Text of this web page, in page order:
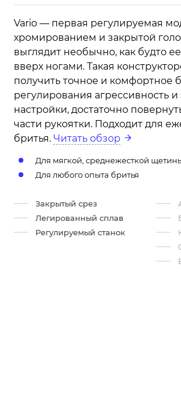
Vario — первая регулируемая
хромированием и закрытой
выглядит необычно, как будто
вверх ногами. Такая
получить точное и комфортное
регулирования агрессивность
настройки, достаточно
части рукоятки. Подходит для
бритья. Читать обзор
Для мягкой, среднежесткой
Для любого опыта бритья
Закрытый срез
Легированный сплав
Регулируемый станок